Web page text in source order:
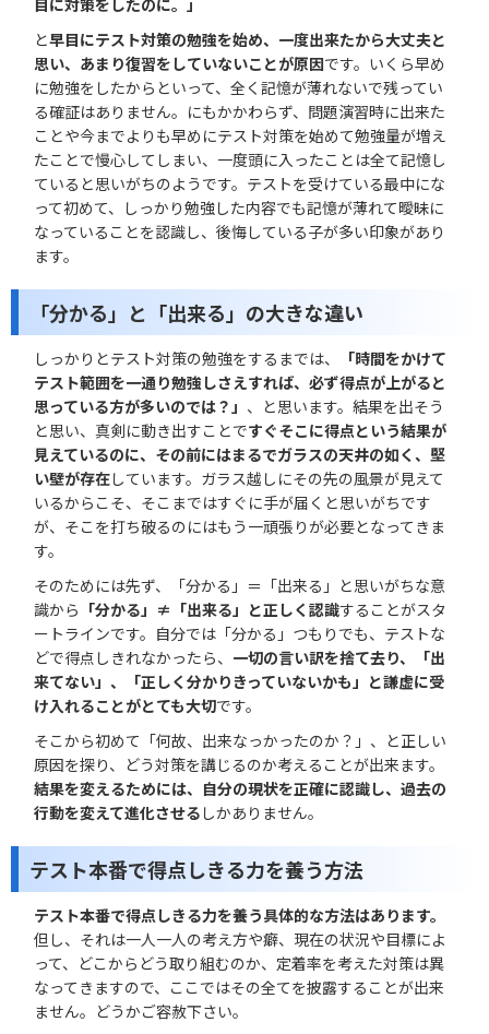
目に対策をしたのに。」
と早目にテスト対策の勉強を始め、一度出来たから大丈夫と
思い、あまり復習をしていないことが原因です。いくら早め
に勉強をしたからといって、全く記憶が薄れないで残ってい
る確証はありません。にもかかわらず、問題演習時に出来た
ことや今までよりも早めにテスト対策を始めて勉強量が増え
たことで慢心してしまい、一度頭に入ったことは全て記憶し
ていると思いがちのようです。テストを受けている最中にな
って初めて、しっかり勉強した内容でも記憶が薄れて曖昧に
なっていることを認識し、後悔している子が多い印象があり
ます。
「分かる」と「出来る」の大きな違い
しっかりとテスト対策の勉強をするまでは、
「時間をかけて
テスト範囲を一通り勉強しさえすれば、必ず得点が上がると
思っている方が多いのでは？」 、と思います。結果を出そう
と思い、真剣に動き出すことですぐそこに得点という結果が
見えているのに、その前にはまるでガラスの天井の如く、堅
い壁が存在しています。ガラス越しにその先の風景が見えて
いるからこそ、そこまではすぐに手が届くと思いがちです
が、そこを打ち破るのにはもう一頑張りが必要となってきま
す。
そのためには先ず、「分かる」＝「出来る」と思いがちな意
識から 「分かる」≠「出来る」と正しく認識することがスタ
ートラインです。自分では「分かる」つもりでも、テストな
どで得点しきれなかったら、 一切の言い訳を捨て去り、「出
来てない」、「正しく分かりきっていないかも」と謙虚に受
け入れることがとても大切です。
そこから初めて「何故、出来なっかったのか？」、と正しい
原因を探り、どう対策を講じるのか考えることが出来ます。
結果を変えるためには、自分の現状を正確に認識し、過去の
行動を変えて進化させる しかありません。
テスト本番で得点しきる力を養う方法
テスト本番で得点しきる力を養う具体的な方法はあります。
但し、それは一人一人の考え方や癖、現在の状況や目標によ
って、どこからどう取り組むのか、定着率を考えた対策は異
なってきますので、ここではその全てを披露することが出来
ません。どうかご容赦下さい。